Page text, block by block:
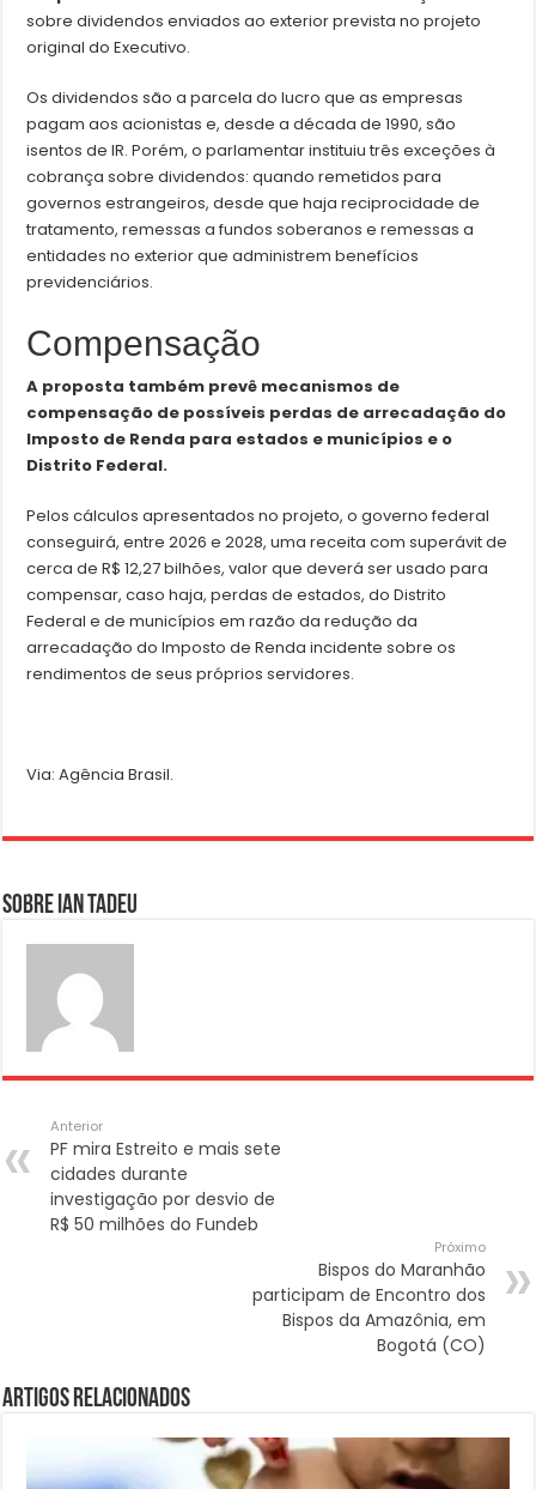
sobre dividendos enviados ao exterior prevista no projeto
original do Executivo.
Os dividendos são a parcela do lucro que as empresas
pagam aos acionistas e, desde a década de 1990, são
isentos de IR. Porém, o parlamentar instituiu três exceções à
cobrança sobre dividendos: quando remetidos para
governos estrangeiros, desde que haja reciprocidade de
tratamento, remessas a fundos soberanos e remessas a
entidades no exterior que administrem benefícios
previdenciários.
Compensação
A proposta também prevê mecanismos de
compensação de possíveis perdas de arrecadação do
Imposto de Renda para estados e municípios e o
Distrito Federal.
Pelos cálculos apresentados no projeto, o governo federal
conseguirá, entre 2026 e 2028, uma receita com superávit de
cerca de R$ 12,27 bilhões, valor que deverá ser usado para
compensar, caso haja, perdas de estados, do Distrito
Federal e de municípios em razão da redução da
arrecadação do Imposto de Renda incidente sobre os
rendimentos de seus próprios servidores.
Via: Agência Brasil.
Sobre Ian Tadeu
Anterior
PF mira Estreito e mais sete
cidades durante
investigação por desvio de
R$ 50 milhões do Fundeb
Próximo
Bispos do Maranhão
participam de Encontro dos
Bispos da Amazônia, em
Bogotá (CO)
Artigos Relacionados